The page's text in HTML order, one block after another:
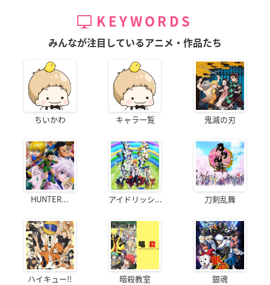
KEYWORDS
みんなが注目しているアニメ・作品たち
ちいかわ キャラ一覧 鬼滅の刃
HUNTER... アイドリッシ... 刀剣乱舞
ハイキュー!! 暗殺教室 銀魂